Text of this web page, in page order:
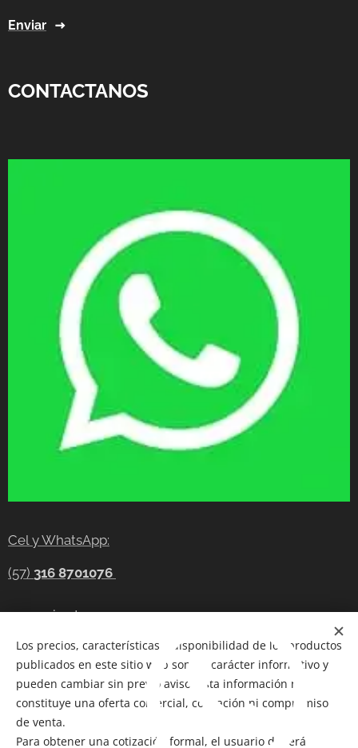
Enviar
CONTACTANOS
Cel y WhatsApp:
(57) 316 8701076
gerencia@tecnocompras.com.co
Cel y WhatsApp:(57)316 8701076
Cel: (57) 300 8686914
Telegram:
Los precios, características y disponibilidad de los productos
publicados en este sitio web son de carácter informativo y
pueden cambiar sin previo aviso. Esta información no
constituye una oferta comercial, cotización ni compromiso
de venta.
Para obtener una cotización formal, el usuario deberá